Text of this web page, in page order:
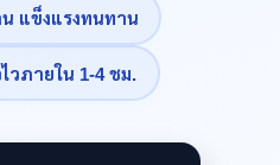
น แข็งแรงทนทาน
วภายใน 1-4 ชม.